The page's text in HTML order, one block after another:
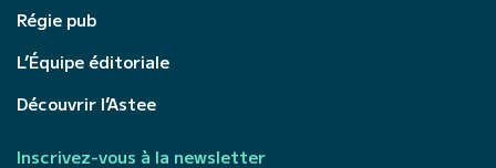
Régie pub
L’Équipe éditoriale
Découvrir l’Astee
Inscrivez-vous à la newsletter